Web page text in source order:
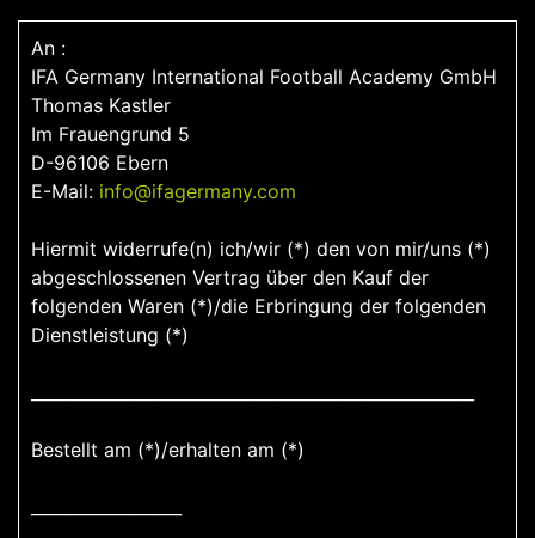
An :
IFA Germany International Football Academy GmbH
Thomas Kastler
Im Frauengrund 5
D-96106 Ebern
E-Mail: info@ifagermany.com
Hiermit widerrufe(n) ich/wir (*) den von mir/uns (*)
abgeschlossenen Vertrag über den Kauf der
folgenden Waren (*)/die Erbringung der folgenden
Dienstleistung (*)
Bestellt am (*)/erhalten am (*)